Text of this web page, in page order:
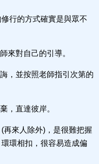
行的方式確實是與眾不
來對自己的引導。
，並按照老師指引次第的
，直達彼岸。
再來人除外)，是很難把握
環相扣，很容易造成偏